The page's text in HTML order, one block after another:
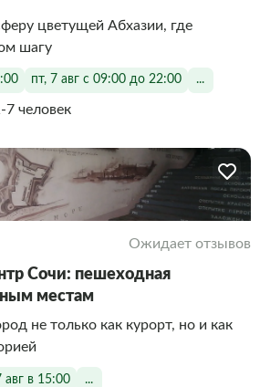
цветущей Абхазии, где
шагу
пт, 7 авг с 09:00 до 22:00 ...
7 человек
Ожидает отзывов
Сочи: пешеходная
местам
не только как курорт, но и как
авг в 15:00 ...